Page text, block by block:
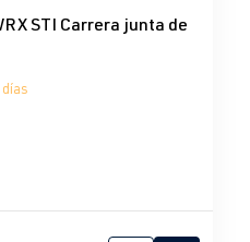
STI Carrera junta de